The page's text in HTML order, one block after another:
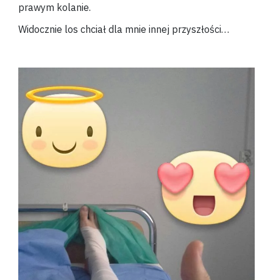
prawym kolanie.
Widocznie los chciał dla mnie innej przyszłości…